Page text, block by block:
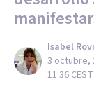
Isabel
3 octubre,
11:36 CEST